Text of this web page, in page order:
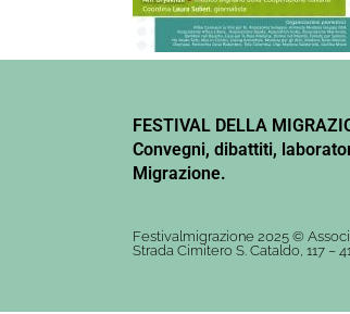
FESTIVAL DELLA
Convegni, dibattiti,
Migrazione.
Festivalmigrazione 2025 ©
Strada Cimitero S. Cataldo, 117 –